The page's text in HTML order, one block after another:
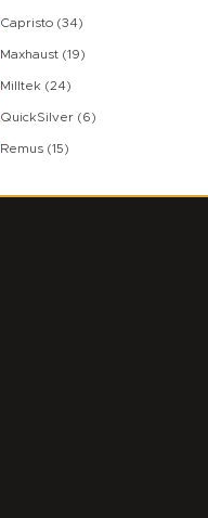
Capristo (34)
Maxhaust (19)
Milltek (24)
QuickSilver (6)
Remus (15)